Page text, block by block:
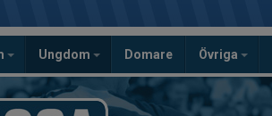
Ungdom Domare Övriga